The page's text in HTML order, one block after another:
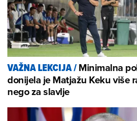
VAŽNA LEKCIJA/Minimalna
donijela je Matjažu Keku više
nego za slavlje